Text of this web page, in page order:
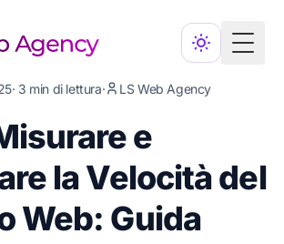
· 3 min di lettura· LS Web Agency
e
la Velocità del
Web: Guida